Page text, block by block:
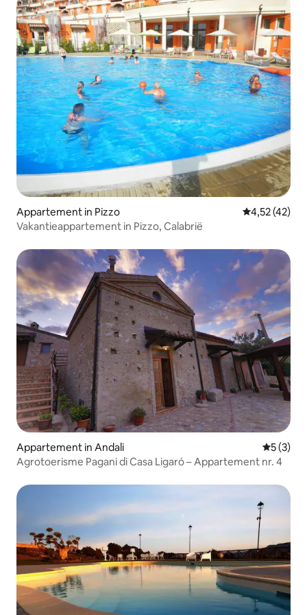
Appartement in Pizzo Gemiddelde
4,52 (42)
Vakantieappartement in Pizzo, Calabrië
Appartement in Andali
5 (3)
Agrotoerisme Pagani di Casa Ligaró – Appartement nr. 4